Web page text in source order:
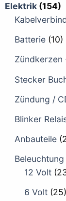
Elektrik (154)
Batterie (10)
Zündkerzen
Stecker
Zündung /
Blinker
Anbauteile
12 Volt
6 Volt (25)